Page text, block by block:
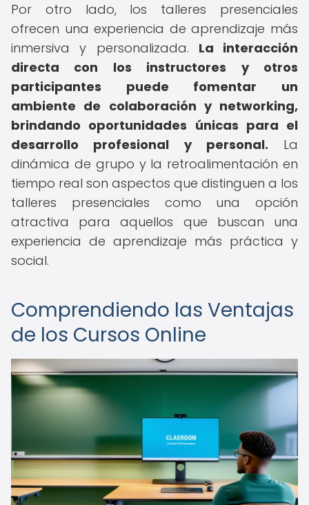
Por otro lado, los talleres presenciales
ofrecen una experiencia de aprendizaje más
inmersiva y personalizada. La interacción
directa con los instructores y otros
participantes puede fomentar un
ambiente de colaboración y networking,
brindando oportunidades únicas para el
desarrollo profesional y personal. La
dinámica de grupo y la retroalimentación en
tiempo real son aspectos que distinguen a los
talleres presenciales como una opción
atractiva para aquellos que buscan una
experiencia de aprendizaje más práctica y
social.
Comprendiendo las Ventajas
de los Cursos Online